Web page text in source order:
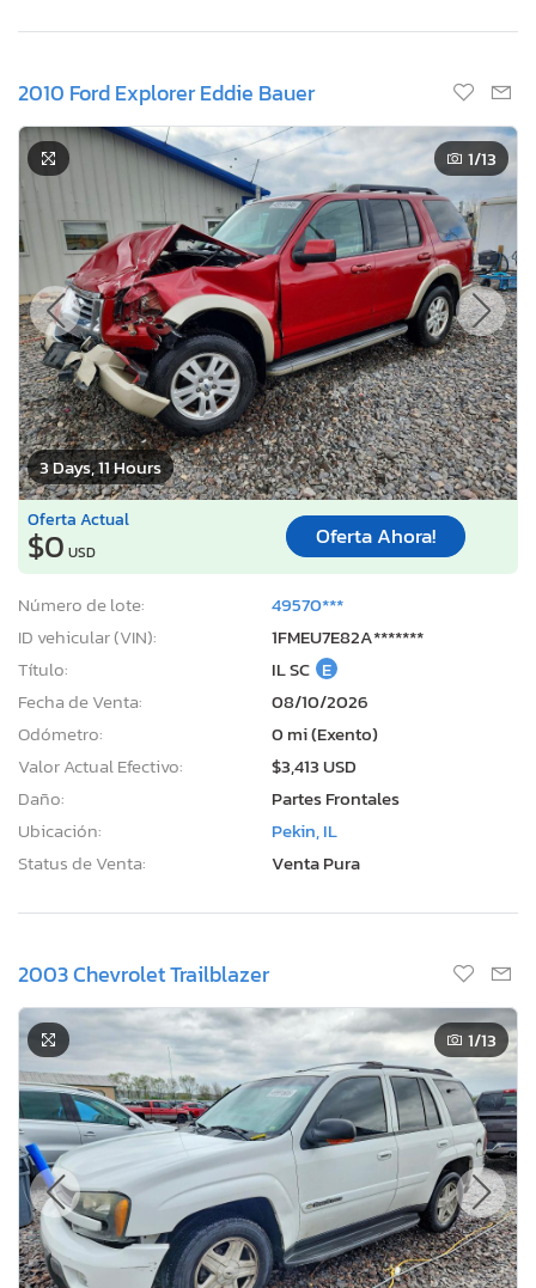
2010 Ford Explorer Eddie Bauer
3 Days, 11 Hours
1/13
Oferta Actual
$0 USD
Oferta Ahora!
Número de lote:
49570***
ID vehicular (VIN):
1FMEU7E82A*******
Título:
IL SC E
Fecha de Venta:
08/10/2026
Odómetro:
0 mi (Exento)
Valor Actual Efectivo:
$3,413 USD
Daño:
Partes Frontales
Ubicación:
Pekin, IL
Status de Venta:
Venta Pura
2003 Chevrolet Trailblazer
1/13